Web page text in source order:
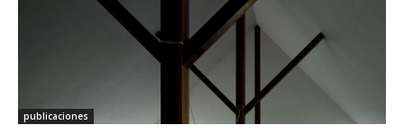
publicaciones